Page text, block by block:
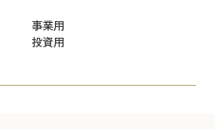
事業用
投資用